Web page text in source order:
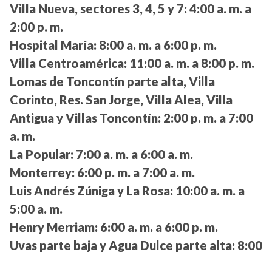
Villa Nueva, sectores 3, 4, 5 y 7: 4:00 a. m. a
2:00 p. m.
Hospital María: 8:00 a. m. a 6:00 p. m.
Villa Centroamérica: 11:00 a. m. a 8:00 p. m.
Lomas de Toncontín parte alta, Villa
Corinto, Res. San Jorge, Villa Alea, Villa
Antigua y Villas Toncontín: 2:00 p. m. a 7:00
a. m.
La Popular: 7:00 a. m. a 6:00 a. m.
Monterrey: 6:00 p. m. a 7:00 a. m.
Luis Andrés Zúniga y La Rosa: 10:00 a. m. a
5:00 a. m.
Henry Merriam: 6:00 a. m. a 6:00 p. m.
Uvas parte baja y Agua Dulce parte alta: 8:00